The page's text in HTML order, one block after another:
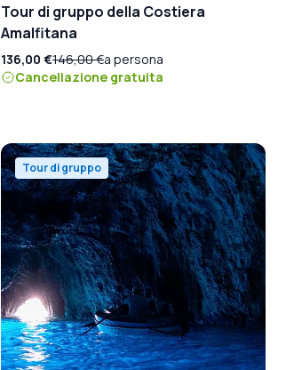
Tour di gruppo della Costiera
Amalfitana
136,00 €146,00 €a persona
Cancellazione gratuita
Tour di gruppo